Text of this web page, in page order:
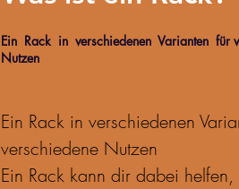
Ein Rack in verschiedenen Varianten für
Nutzen
Ein Rack in verschiedenen
verschiedene Nutzen
Ein Rack kann dir dabei helfen,